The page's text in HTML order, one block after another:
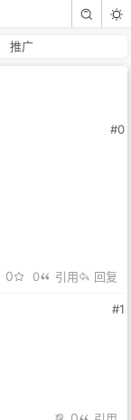
推广
#0
0 0 引用 回复
#1